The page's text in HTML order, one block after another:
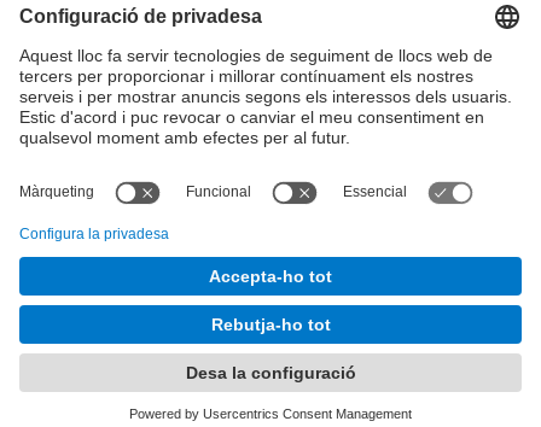
José Luís Grande
Tel. 93 4137194
jose.luis.grande@upc.edu
Formulari de contacte
Desenvolupat amb